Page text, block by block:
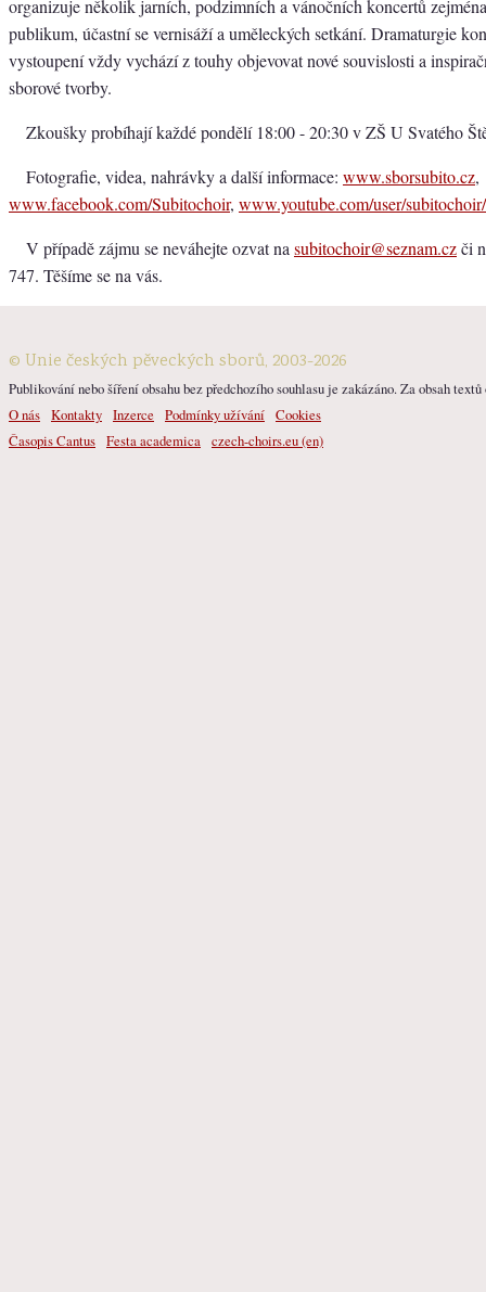
organizuje několik jarních, podzimních a vánočních koncertů
publikum, účastní se vernisáží a uměleckých setkání. Dramaturgie
vystoupení vždy vychází z touhy objevovat nové souvislosti a
sborové tvorby.
Zkoušky probíhají každé pondělí 18:00 - 20:30 v ZŠ U Svatého
Fotografie, videa, nahrávky a další informace: www.sborsubito.cz,
www.facebook.com/Subitochoir, www.youtube.com/user/
V případě zájmu se neváhejte ozvat na subitochoir@seznam.czči
747. Těšíme se na vás.
© Unie českých pěveckých sborů, 2003-2026
Publikování nebo šíření obsahu bez předchozího souhlasu je zakázáno. Za obsah
O nás Kontakty Inzerce Podmínky užívání Cookies
Časopis Cantus Festa academica czech-choirs.eu (en)